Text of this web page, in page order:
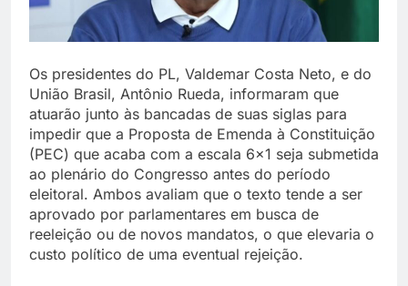
Os presidentes do PL, Valdemar Costa Neto, e do
União Brasil, Antônio Rueda, informaram que
atuarão junto às bancadas de suas siglas para
impedir que a Proposta de Emenda à Constituição
(PEC) que acaba com a escala 6×1 seja submetida
ao plenário do Congresso antes do período
eleitoral. Ambos avaliam que o texto tende a ser
aprovado por parlamentares em busca de
reeleição ou de novos mandatos, o que elevaria o
custo político de uma eventual rejeição.